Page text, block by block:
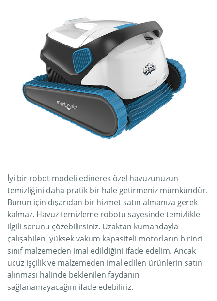
İyi bir robot modeli edinerek özel havuzunuzun
temizliğini daha pratik bir hale getirmeniz mümkündür.
Bunun için dışarıdan bir hizmet satın almanıza gerek
kalmaz. Havuz temizleme robotu sayesinde temizlikle
ilgili sorunu çözebilirsiniz. Uzaktan kumandayla
çalışabilen, yüksek vakum kapasiteli motorların birinci
sınıf malzemeden imal edildiğini ifade edelim. Ancak
ucuz işçilik ve malzemeden imal edilen ürünlerin satın
alınması halinde beklenilen faydanın
sağlanamayacağını ifade edebiliriz.